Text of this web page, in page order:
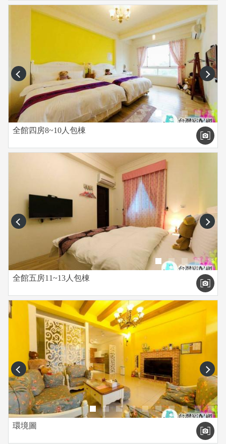
prev next
全館四房8~10人包棟
prev next
全館五房11~13人包棟
prev next
環境圖